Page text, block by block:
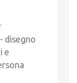
disegno
e